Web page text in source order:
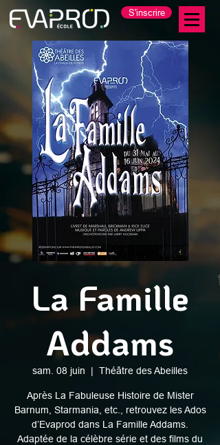
S'inscrire
La Famille
Addams
sam. 08 juin
  |
Théâtre des Abeilles
Après La Fabuleuse Histoire de Mister
Barnum, Starmania, etc., retrouvez les Ados
d’Evaprod dans La Famille Addams.
Adaptée de la célèbre série et des films du